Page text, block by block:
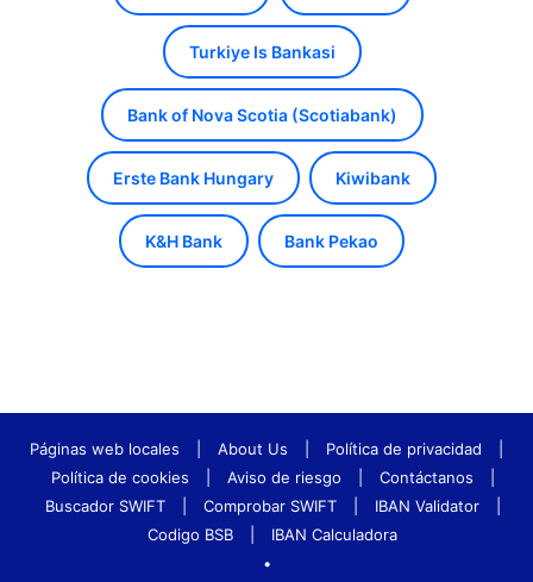
Turkiye Is Bankasi
Bank of Nova Scotia (Scotiabank)
Erste Bank Hungary Kiwibank
K&H Bank Bank Pekao
Páginas web locales About Us Política de privacidad
Política de cookies
Aviso de riesgo Contáctanos
Buscador SWIFT
Comprobar SWIFT IBAN Validator
Codigo BSB
IBAN Calculadora
•